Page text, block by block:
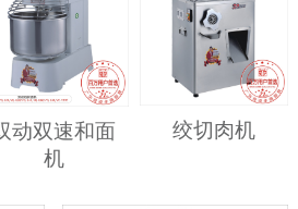
动双速和面
机
绞切肉机